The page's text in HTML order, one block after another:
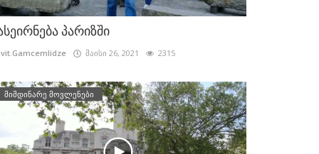
პარიზში
მაისი 26, 2021 2315
მიმდინარე მოვლენები